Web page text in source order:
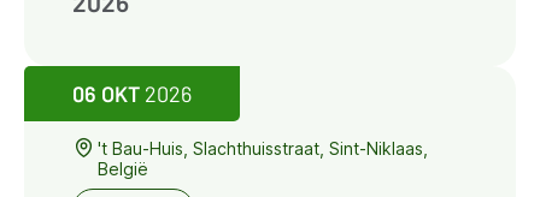
06 OKT 2026
't Bau-Huis, Slachthuisstraat, Sint-Niklaas,
België